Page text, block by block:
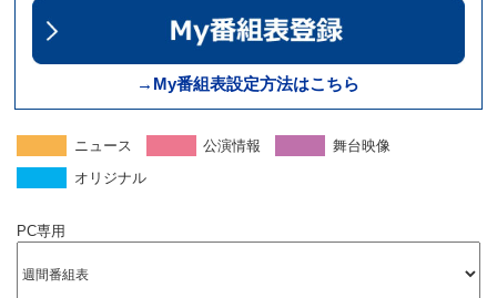
→My番組表設定方法はこちら
ニュース 公演情報
舞台映像
オリジナル
PC専用